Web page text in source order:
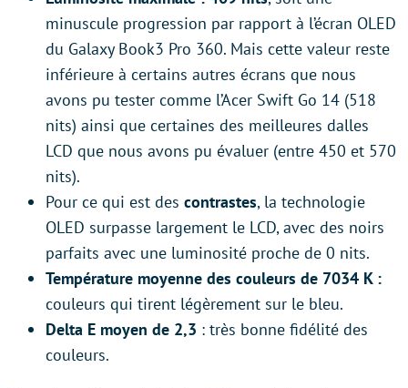
minuscule progression par rapport à l’écran OLED
du Galaxy Book3 Pro 360. Mais cette valeur reste
inférieure à certains autres écrans que nous
avons pu tester comme l’Acer Swift Go 14 (518
nits) ainsi que certaines des meilleures dalles
LCD que nous avons pu évaluer (entre 450 et 570
nits).
Pour ce qui est des contrastes, la technologie
OLED surpasse largement le LCD, avec des noirs
parfaits avec une luminosité proche de 0 nits.
Température moyenne des couleurs de 7034 K :
couleurs qui tirent légèrement sur le bleu.
Delta E moyen de 2,3 : très bonne fidélité des
couleurs.